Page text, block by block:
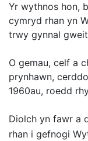
Yr wythnos hon,
cymryd rhan yn
trwy gynnal
O gemau, celf a
prynhawn,
1960au, roedd
Diolch yn fawr a
rhan i gefnogi